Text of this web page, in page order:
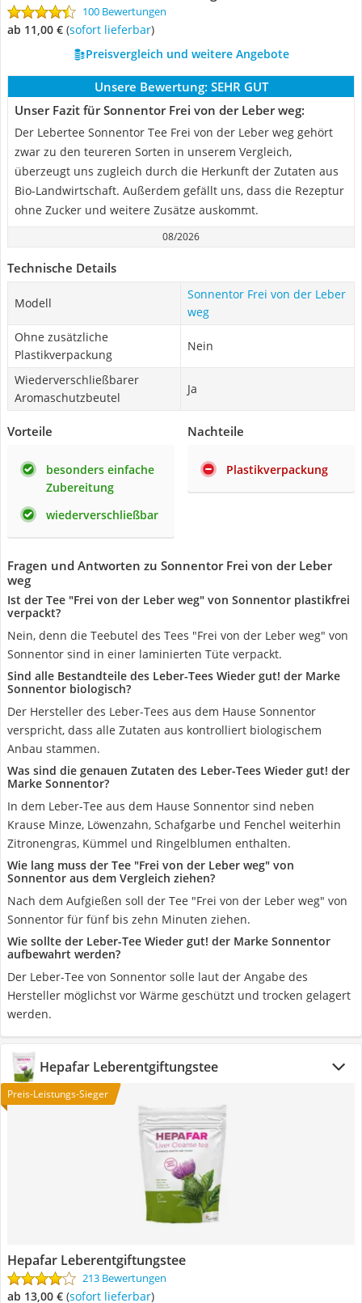
100 Bewertungen
ab 11,00 € ( Sofort lieferbar)
Preisvergleich und weitere Angebote
Unsere Bewertung: SEHR GUT
Unser Fazit für Sonnentor Frei von der Leber weg:
Der Lebertee Sonnentor Tee Frei von der Leber weg gehört
zwar zu den teureren Sorten in unserem Vergleich,
überzeugt uns zugleich durch die Herkunft der Zutaten aus
Bio-Landwirtschaft. Außerdem gefällt uns, dass die Rezeptur
ohne Zucker und weitere Zusätze auskommt.
08/2026
Technische Details
Modell
Sonnentor Frei von der Leber
weg
Ohne zusätzliche
Plastikverpackung
Nein
Wiederverschließbarer
Aromaschutzbeutel
Ja
Vorteile
besonders einfache
Zubereitung
wiederverschließbar
Nachteile
Plastikverpackung
Fragen und Antworten zu Sonnentor Frei von der Leber
weg
Ist der Tee "Frei von der Leber weg" von Sonnentor plastikfrei
verpackt?
Nein, denn die Teebutel des Tees "Frei von der Leber weg" von
Sonnentor sind in einer laminierten Tüte verpackt.
Sind alle Bestandteile des Leber-Tees Wieder gut! der Marke
Sonnentor biologisch?
Der Hersteller des Leber-Tees aus dem Hause Sonnentor
verspricht, dass alle Zutaten aus kontrolliert biologischem
Anbau stammen.
Was sind die genauen Zutaten des Leber-Tees Wieder gut! der
Marke Sonnentor?
In dem Leber-Tee aus dem Hause Sonnentor sind neben
Krause Minze, Löwenzahn, Schafgarbe und Fenchel weiterhin
Zitronengras, Kümmel und Ringelblumen enthalten.
Wie lang muss der Tee "Frei von der Leber weg" von
Sonnentor aus dem Vergleich ziehen?
Nach dem Aufgießen soll der Tee "Frei von der Leber weg" von
Sonnentor für fünf bis zehn Minuten ziehen.
Wie sollte der Leber-Tee Wieder gut! der Marke Sonnentor
aufbewahrt werden?
Der Leber-Tee von Sonnentor solle laut der Angabe des
Hersteller möglichst vor Wärme geschützt und trocken gelagert
werden.
Hepafar Leberentgiftungstee
Preis-Leistungs-Sieger
Hepafar Leberentgiftungstee
213 Bewertungen
ab 13,00 € ( Sofort lieferbar)